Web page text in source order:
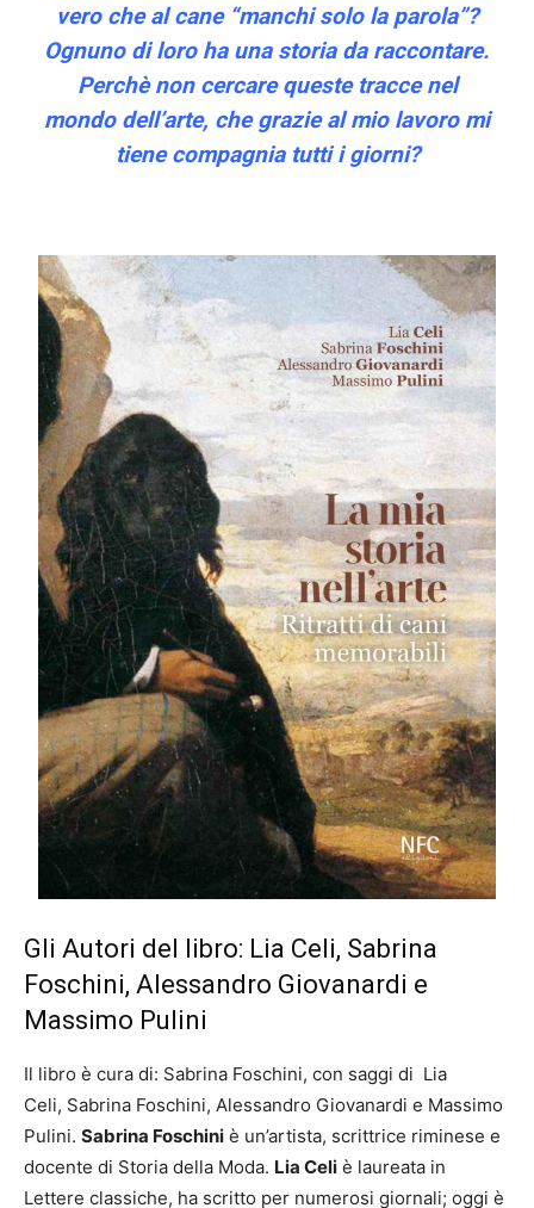
vero che al cane “manchi solo la parola”?
Ognuno di loro ha una storia da raccontare.
Perchè non cercare queste tracce nel
mondo dell’arte, che grazie al mio lavoro mi
tiene compagnia tutti i giorni?
Gli Autori del libro: Lia Celi, Sabrina
Foschini, Alessandro Giovanardi e
Massimo Pulini
Il libro è cura di: Sabrina Foschini, con saggi di Lia
Celi, Sabrina Foschini, Alessandro Giovanardi e Massimo
Pulini. Sabrina Foschini è un’artista, scrittrice riminese e
docente di Storia della Moda. Lia Celi è laureata in
Lettere classiche, ha scritto per numerosi giornali; oggi è